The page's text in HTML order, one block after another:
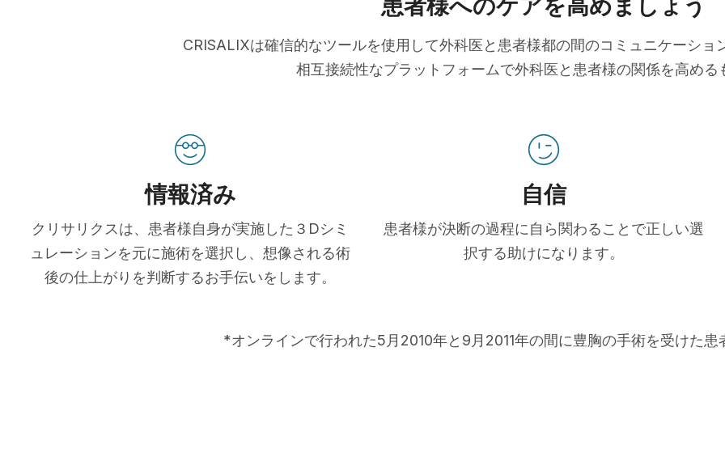
患者様へのケアを高めましょう
CRISALIXは確信的なツールを使用して外科医と患者様都の間のコミュニケーショ
相互接続性なプラットフォームで外科医と患者様の関係を高める
情報済み
クリサリクスは、患者様自身が実施した３Dシミ
ュレーションを元に施術を選択し、想像される術
後の仕上がりを判断するお手伝いをします。
自信
患者様が決断の過程に自ら関わることで正しい選
択する助けになります。
*オンラインで行われた5月2010年と9月2011年の間に豊胸の手術を受けた患